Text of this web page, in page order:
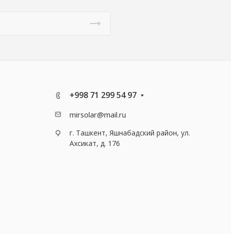
+998 71 299 54 97
mirsolar@mail.ru
г. Ташкент, Яшнабадский район, ул.
Ахсикат, д. 176